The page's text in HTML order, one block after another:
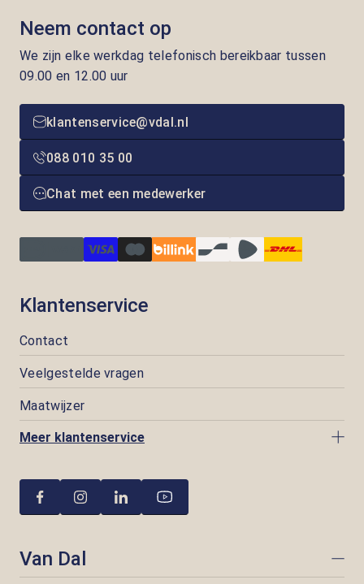
Neem contact op
We zijn elke werkdag telefonisch bereikbaar tussen
09.00 en 12.00 uur
klantenservice@vdal.nl
088 010 35 00
Chat met een medewerker
Klantenservice
Contact
Veelgestelde vragen
Maatwijzer
Meer klantenservice
Van Dal